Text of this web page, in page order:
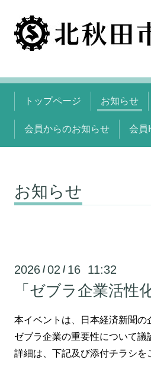
トップページ お知らせ
会員からのお知らせ 会員
お知らせ
2026 /02 / 16 11:32
「ゼブラ企業活
本イベントは、日本経済新聞の
ゼブラ企業の重要性について議
詳細は、下記及び添付チラシを